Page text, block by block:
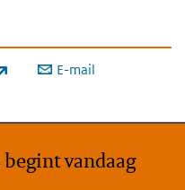
E-mail
begint vandaag